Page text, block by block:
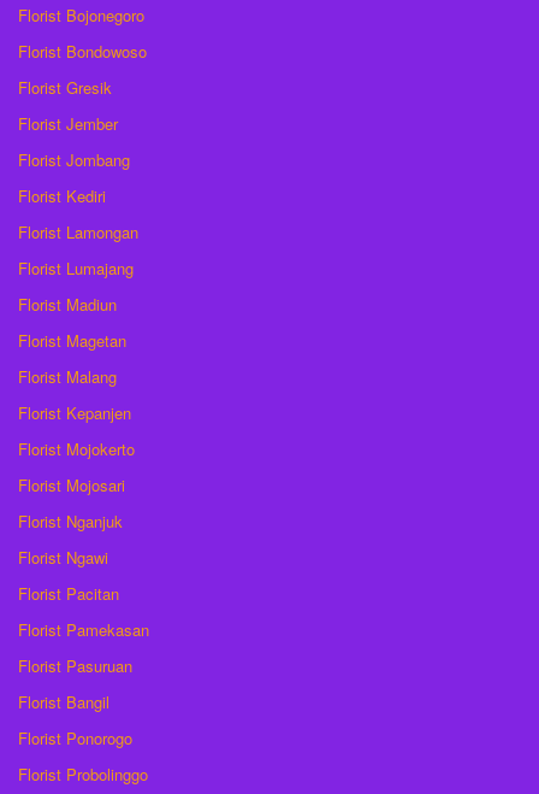
Florist Bojonegoro
Florist Bondowoso
Florist Gresik
Florist Jember
Florist Jombang
Florist Kediri
Florist Lamongan
Florist Lumajang
Florist Madiun
Florist Magetan
Florist Malang
Florist Kepanjen
Florist Mojokerto
Florist Mojosari
Florist Nganjuk
Florist Ngawi
Florist Pacitan
Florist Pamekasan
Florist Pasuruan
Florist Bangil
Florist Ponorogo
Florist Probolinggo